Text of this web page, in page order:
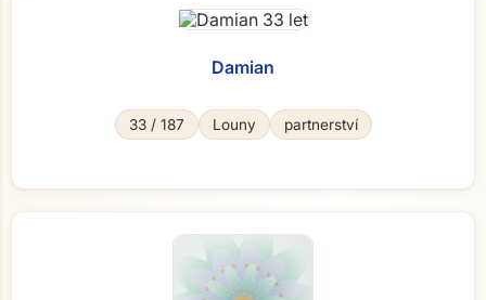
Damian
33 / 187 Louny partnerství